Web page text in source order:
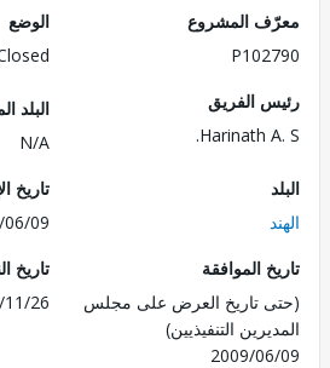
المشروع
الفريق
Harinath
البلد المقترض
تاريخ الإفصاح
2009/06/09
الموافقة
تاريخ العرض على مجلس
التنفيذيين)
2009/
تاريخ النفاذ
2009/11/26